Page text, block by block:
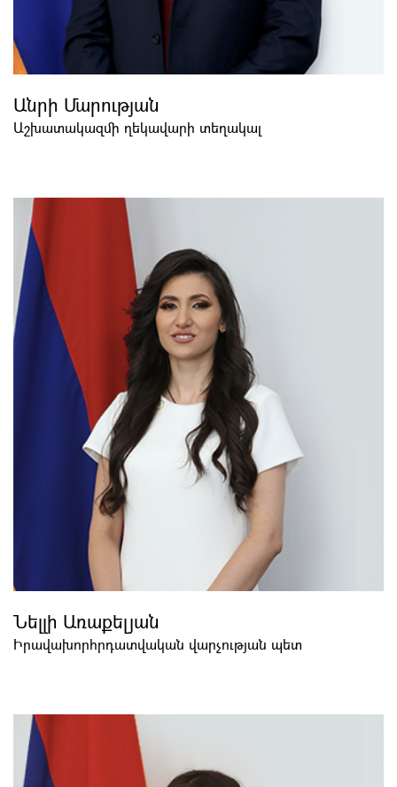
Անրի Մարության
Աշխատակազմի ղեկավարի տեղակալ
Նելլի Առաքելյան
Իրավախորհրդատվական վարչության պետ